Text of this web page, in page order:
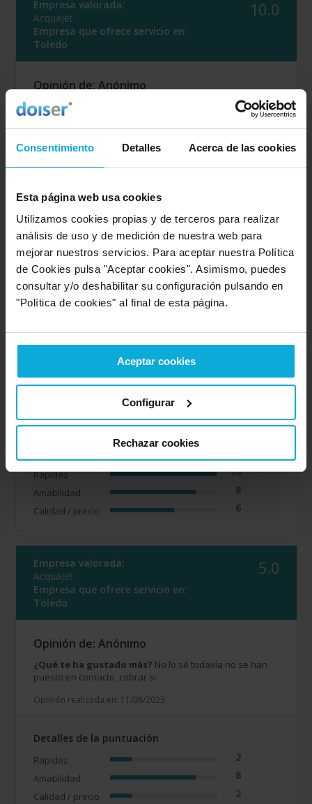
Consentimiento Detalles Acerca de las cookies
Esta página web usa cookies
Utilizamos cookies propias y de terceros para realizar
análisis de uso y de medición de nuestra web para
mejorar nuestros servicios. Para aceptar nuestra Política
de Cookies pulsa "Aceptar cookies". Asimismo, puedes
consultar y/o deshabilitar su configuración pulsando en
"Política de cookies" al final de esta página.
Aceptar cookies
Configurar
Rechazar cookies
Empresa valorada:
Acquajet
Empresa que ofrece servicio en:
Toledo
10.0
Opinión de: Anónimo
¿Qué te ha gustado más?
Opinión realizada en: 23/02/2024
Detalles de la puntuación
Amabilidad
Calidad / precio 10
Empresa valorada:
Acquajet
Empresa que ofrece servicio en:
8.0
Opinión de: Anónimo
¿Qué te ha gustado más?Han sido muy rápidos en
Rapidez 10
Amabilidad 8
Calidad / precio 6
Empresa valorada:
Acquajet
Empresa que ofrece servicio en:
Toledo
5.0
Opinión de: Anónimo
¿Qué te ha gustado más? No lo sé todavía no se han
puesto en contacto, cobrar si
Opinión realizada en: 11/08/2023
Detalles de la puntuación
Rapidez 2
Amabilidad 8
Calidad / precio 2